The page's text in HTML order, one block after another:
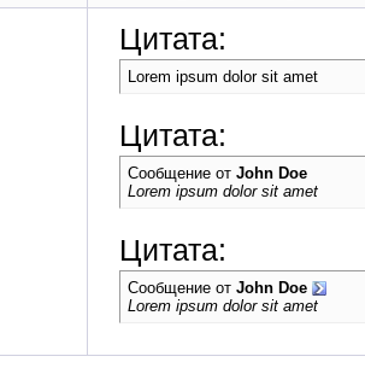
Цитата:
Lorem ipsum dolor sit amet
Цитата:
Сообщение от John Doe
Lorem ipsum dolor sit amet
Цитата:
Сообщение от John Doe
Lorem ipsum dolor sit amet